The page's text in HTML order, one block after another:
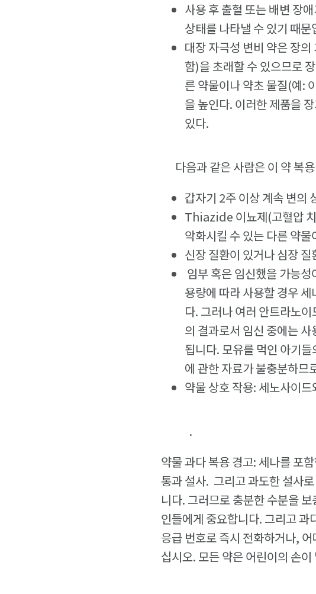
사용 후 출혈 또는 배변 장
상태를 나타낼 수 있기 때문
대장 자극성 변비 약은 장
함)을 초래할 수 있으므로
른 약물이나 약초 물질(예:
을 높인다. 이러한 제품을
있다.
다음과 같은 사람은 이 약 복
갑자기 2주 이상 계속 변의
Thiazide 이뇨제(고혈압
악화시킬 수 있는 다른 약
신장 질환이 있거나 심장
임부 혹은 임신했을 가능
용량에 따라 사용할 경우
다. 그러나 여러 안트라노
의 결과로서 임신 중에는
됩니다. 모유를 먹인 아기
에 관한 자료가 불충분하므
약물 상호 작용: 세노사이
.
약물 과다 복용 경고: 세나를 포
통과 설사. 그리고 과도한 설사
니다. 그러므로 충분한 수분을
인들에게 중요합니다. 그리고
응급 번호로 즉시 전화하거나,
십시오. 모든 약은 어린이의 손